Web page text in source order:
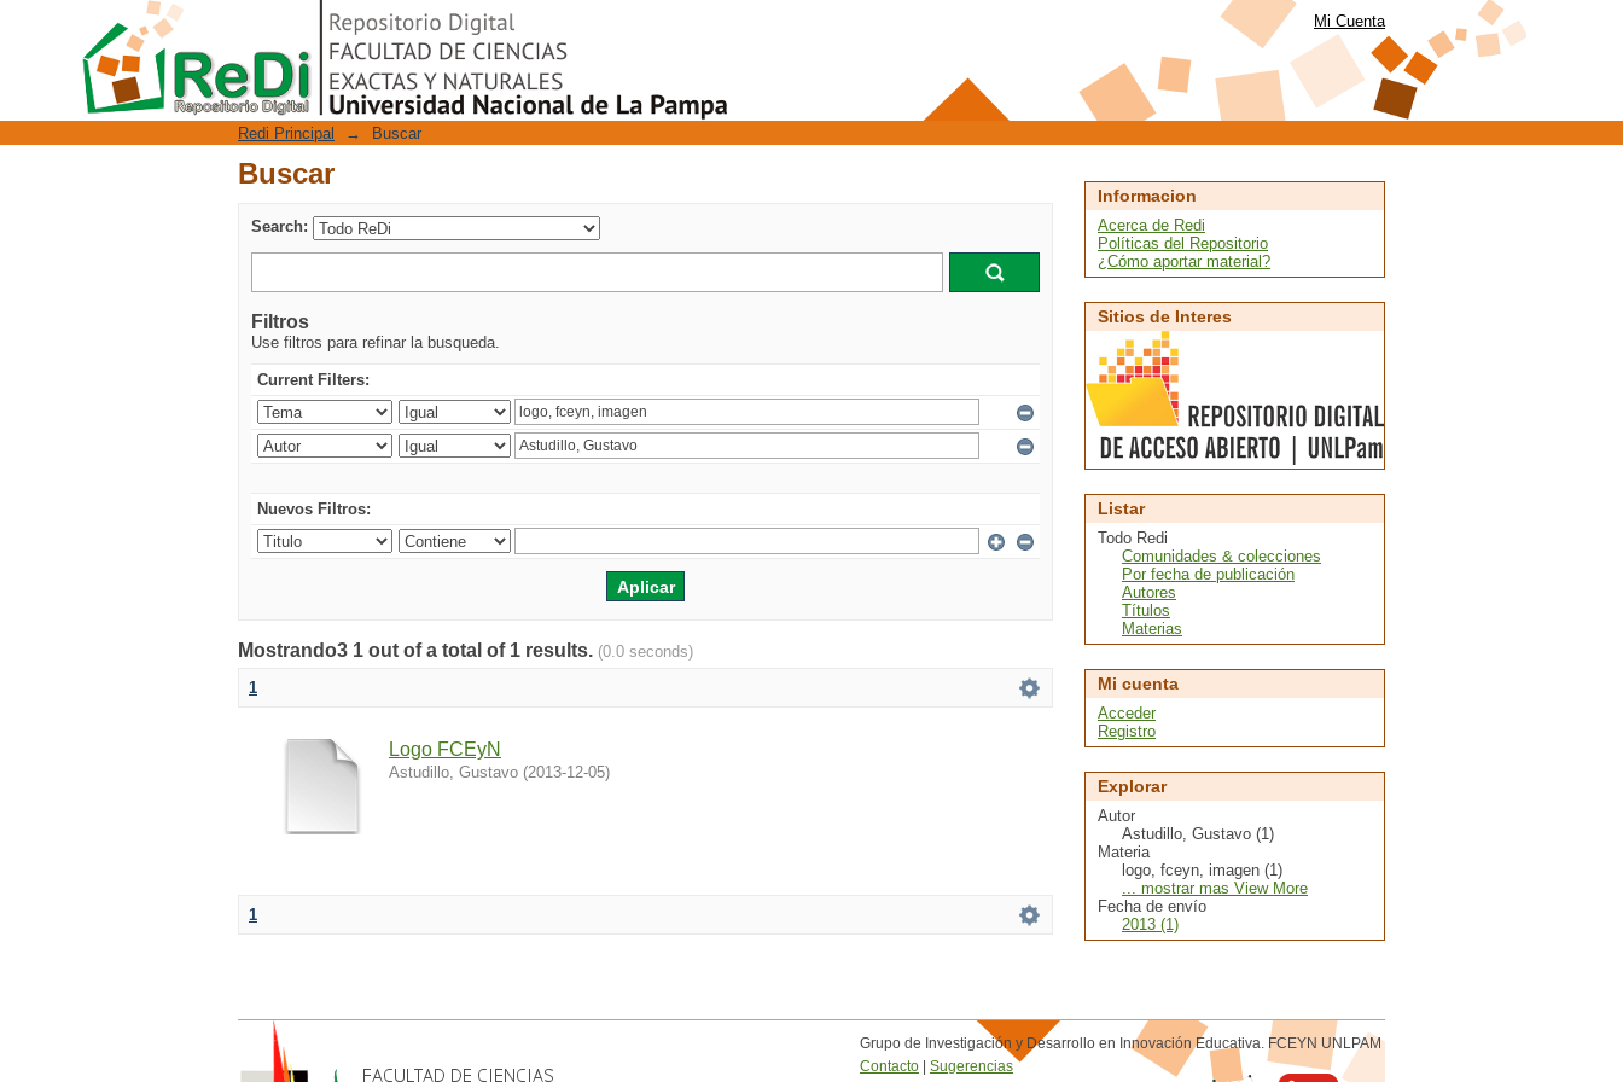
Buscar
Repositorio Digital Mi Cuenta
Redi Principal → Buscar
Buscar
Search:
Filtros
Use filtros para refinar la busqueda.
Current Filters:
Nuevos Filtros:
Mostrando3 1 out of a total of 1 results. (0.0 seconds)
1
Logo FCEyN
Astudillo, Gustavo (2013-12-05)
1
Informacion
Acerca de Redi
Políticas del Repositorio
¿Cómo aportar material?
Sitios de Interes
Listar
Todo Redi
Comunidades & colecciones
Por fecha de publicación
Autores
Títulos
Materias
Mi cuenta
Acceder
Registro
Explorar
Autor
Astudillo, Gustavo (1)
Materia
logo, fceyn, imagen (1)
... mostrar mas View More
Fecha de envío
2013 (1)
Grupo de Investigación y Desarrollo en Innovación Educativa. FCEYN UNLPAM
Contacto
Sugerencias